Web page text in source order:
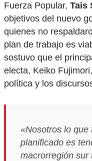
Fuerza Popular, Tais
objetivos del nuevo
quienes no
plan de trabajo es
sostuvo que el
electa, Keiko
política y los
«Nosotros lo que
planificado es
macrorregión sur